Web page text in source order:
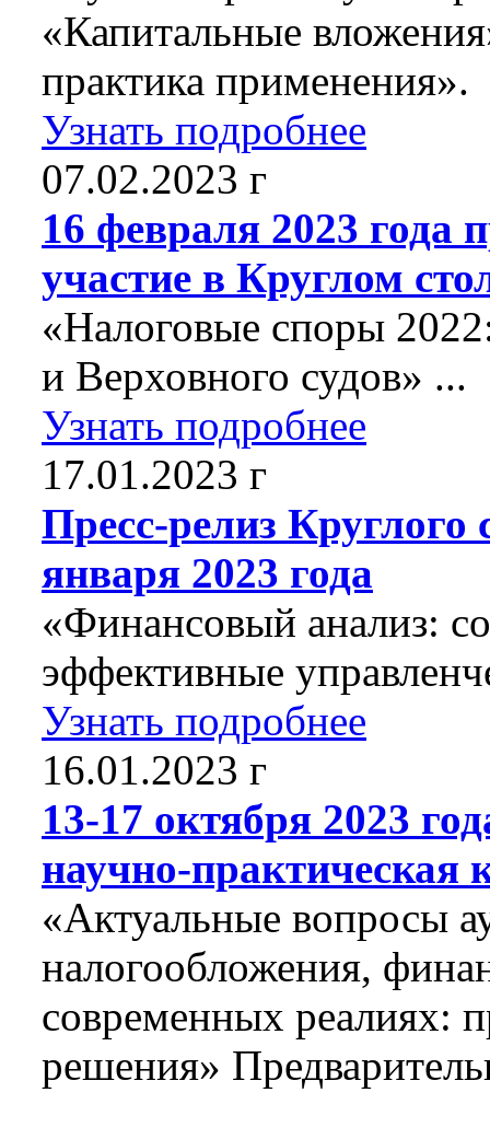
«Капитальные
практика
Узнать подробнее
07.02.2023 г
16 февраля 2023 года
участие в Круглом
«Налоговые споры
и Верховного судов» ...
Узнать подробнее
17.01.2023 г
Пресс-релиз
января 2023 года
«Финансовый анализ:
эффективные
Узнать подробнее
16.01.2023 г
13-17 октября 2023
научно-практическая
«Актуальные вопросы
налогообложения,
современных реалиях:
решения»